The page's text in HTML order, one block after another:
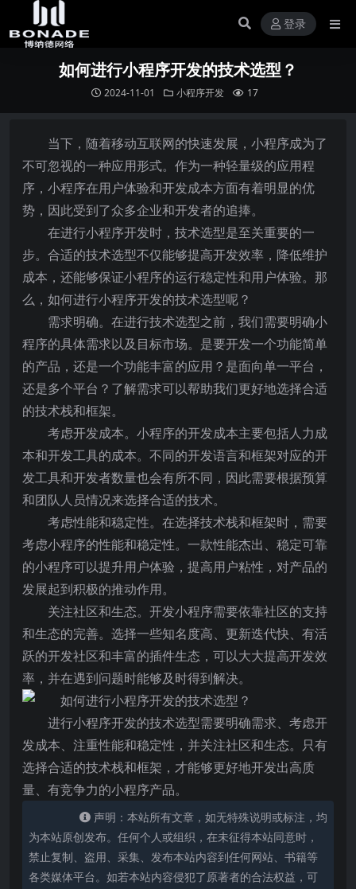
登录
如何进行小程序开发的技术选型？
2024-11-01 小程序开发 17
当下，随着移动互联网的快速发展，小程序成为了
不可忽视的一种应用形式。作为一种轻量级的应用程
序，小程序在用户体验和开发成本方面有着明显的优
势，因此受到了众多企业和开发者的追捧。
在进行小程序开发时，技术选型是至关重要的一
步。合适的技术选型不仅能够提高开发效率，降低维护
成本，还能够保证小程序的运行稳定性和用户体验。那
么，如何进行小程序开发的技术选型呢？
需求明确。在进行技术选型之前，我们需要明确小
程序的具体需求以及目标市场。是要开发一个功能简单
的产品，还是一个功能丰富的应用？是面向单一平台，
还是多个平台？了解需求可以帮助我们更好地选择合适
的技术栈和框架。
考虑开发成本。小程序的开发成本主要包括人力成
本和开发工具的成本。不同的开发语言和框架对应的开
发工具和开发者数量也会有所不同，因此需要根据预算
和团队人员情况来选择合适的技术。
考虑性能和稳定性。在选择技术栈和框架时，需要
考虑小程序的性能和稳定性。一款性能杰出、稳定可靠
的小程序可以提升用户体验，提高用户粘性，对产品的
发展起到积极的推动作用。
关注社区和生态。开发小程序需要依靠社区的支持
和生态的完善。选择一些知名度高、更新迭代快、有活
跃的开发社区和丰富的插件生态，可以大大提高开发效
率，并在遇到问题时能够及时得到解决。
进行小程序开发的技术选型需要明确需求、考虑开
发成本、注重性能和稳定性，并关注社区和生态。只有
选择合适的技术栈和框架，才能够更好地开发出高质
量、有竞争力的小程序产品。
声明：本站所有文章，如无特殊说明或标注，均
为本站原创发布。任何个人或组织，在未征得本站同意时，
禁止复制、盗用、采集、发布本站内容到任何网站、书籍等
各类媒体平台。如若本站内容侵犯了原著者的合法权益，可